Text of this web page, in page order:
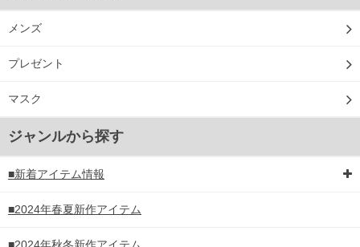
メンズ
プレゼント
マスク
ジャンルから探す
■新着アイテム情報
■2024年春夏新作アイテム